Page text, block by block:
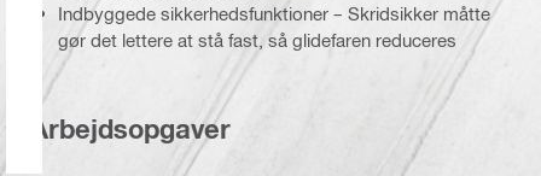
Indbyggede sikkerhedsfunktioner – Skridsikker måtte
gør det lettere at stå fast, så glidefaren reduceres
Arbejdsopgaver